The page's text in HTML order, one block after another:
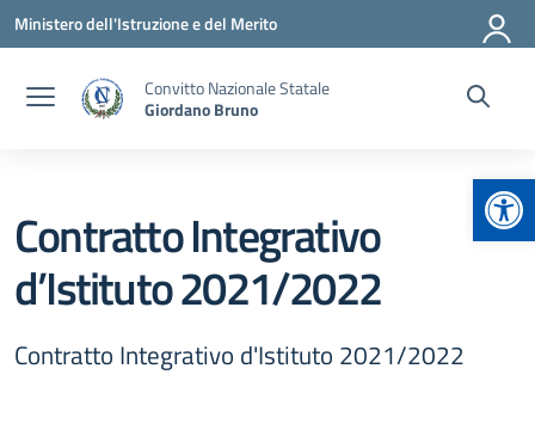
Vai ai contenuti
Vai al menu di navigazione
Vai al footer
Ministero dell'Istruzione e del Merito
Convitto Nazionale Statale
Giordano Bruno
Contratto Integrativo
d’Istituto 2021/2022
Contratto Integrativo d'Istituto 2021/2022